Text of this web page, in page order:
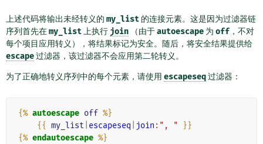
上述代码将输出未经转义的 my_list 的连接元素。这是因为过滤器链
序列首先在my_list上执行 join （由于autoescape 为 off ，不对
每个项目应用转义），将结果标记为安全。随后，将安全结果提供给
escape过滤器，该过滤器不会应用第二轮转义。
为了正确地转义序列中的每个元素，请使用 escapeseq过滤器：
{% autoescape off %}
{{ my_list escapeseq join :", "
}}
{% endautoescape %}